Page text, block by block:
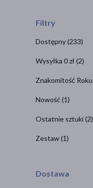
Filtry
Dostępny(233)
Wysyłka 0 zł (2)
Znakomitość Roku
Nowość (1)
Ostatnie sztuki(2)
Zestaw(1)
Dostawa